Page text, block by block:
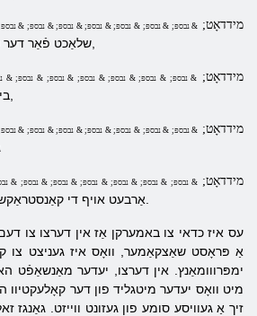
& מידדאָט; & נבספּ; & נבספּ; & נבספּ; & נבספּ; & נבספּ; & נבספּ; &
& מידדאָט; & נבספּ; & נבספּ; & נבספּ; & נבספּ; & נבספּ; & נבספּ; &
& מידדאָט; & נבספּ; & נבספּ; & נבספּ; & נבספּ; & נבספּ; & נבספּ; &
& מידדאָט;& נבספּ; & נבספּ; & נבספּ; & נבספּ; & נבספּ; & נבספּ; &
עס איז כדאי צו באמערקן אַז אין דערצו צו
אַ פּראָסט שאַצקאַמער, וואָס איז געניצט צו
ימפּרווומאַנץ. אין דערצו, יעדער מאַנשאַפֿט
מיט וואָס יעדער מיטגליד פון דער קאָלעקטיוו
זיך אַ געוויסע סומע פון ​​געזונט ווייזט. גאַנגז